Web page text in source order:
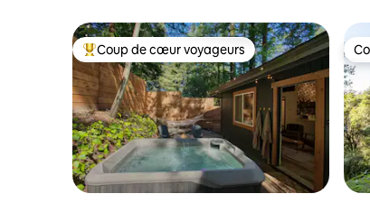
Coups de cœur voyageurs les plus appréciés
Coup de cœur voyageurs